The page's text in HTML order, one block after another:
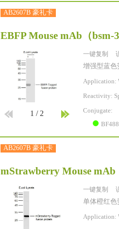
AB2607B 豪礼卡
EBFP Mouse mAb （bsm-
1 /2
一键复制
增强型蓝色
Application:
Reactivity:
Conjugate:
BF488
AB2607B 豪礼卡
mStrawberry Mouse mAb
一键复制
单体橙红色
Application: